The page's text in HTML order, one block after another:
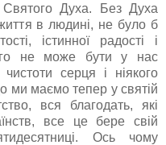
Святого Духа. Без Духа
в людині, не було б
істинної радості і
не може бути у нас
чистоти серця і ніякого
ми маємо тепер у святій
вся благодать, які
все це бере свій
Ось чому